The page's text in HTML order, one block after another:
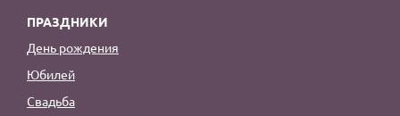
ПРАЗДНИКИ
День рождения
Юбилей
Свадьба